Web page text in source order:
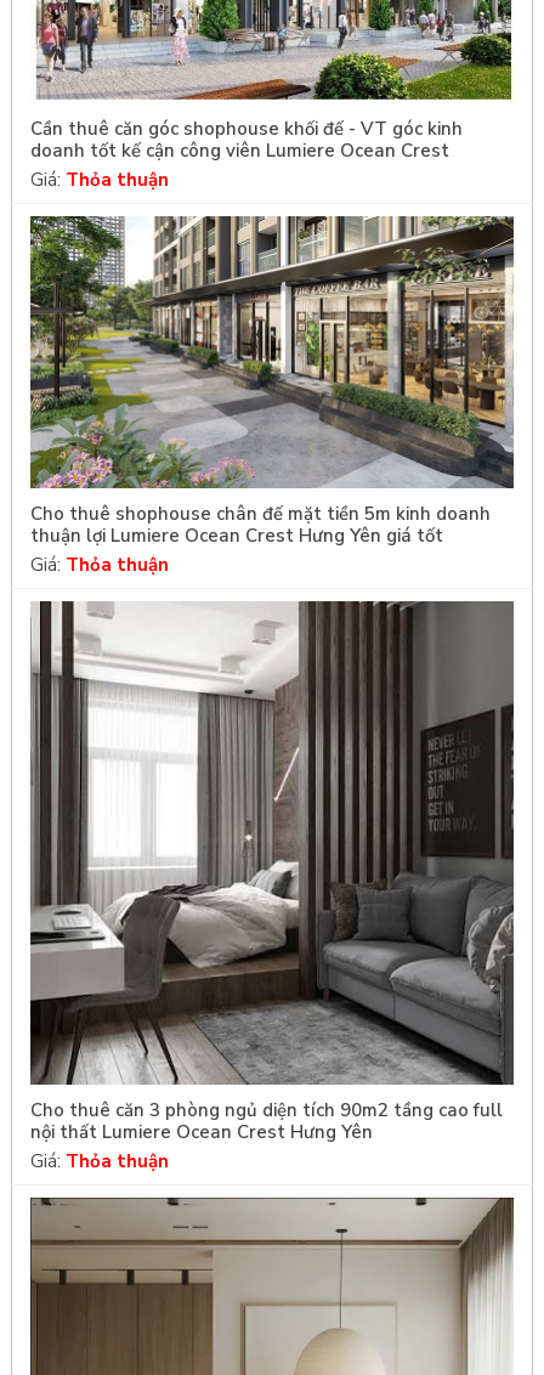
Cần thuê căn góc shophouse khối đế - VT góc kinh
doanh tốt kế cận công viên Lumiere Ocean Crest
Giá: Thỏa thuận
Cho thuê shophouse chân đế mặt tiền 5m kinh doanh
thuận lợi Lumiere Ocean Crest Hưng Yên giá tốt
Giá: Thỏa thuận
Cho thuê căn 3 phòng ngủ diện tích 90m2 tầng cao full
nội thất Lumiere Ocean Crest Hưng Yên
Giá: Thỏa thuận